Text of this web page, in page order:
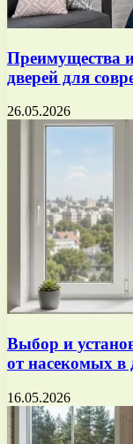
Преимущества
дверей для
26.05.2026
Выбор и
от насекомых в
16.05.2026